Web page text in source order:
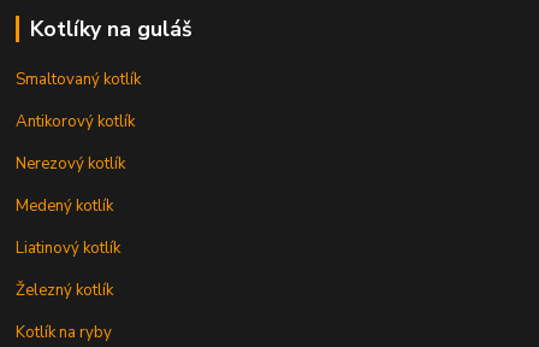
Kotlíky na guláš
Smaltovaný kotlík
Antikorový kotlík
Nerezový kotlík
Medený kotlík
Liatinový kotlík
Železný kotlík
Kotlík na ryby